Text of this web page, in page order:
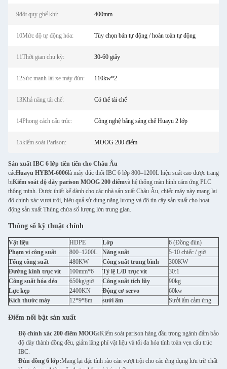
9đột quỵ ghế khí: 400mm
10Mức độ tự động hóa: Tùy chọn bán tự động / hoàn toàn tự động
11Thời gian chu kỳ: 30-60 giây
12Sức mạnh lái xe máy đùn: 110kw*2
13Khả năng tái chế: Có thể tái chế
14Phong cách cấu trúc: Công nghệ bằng sáng chế Huayu 2 lớp
15kiểm soát Parison: MOOG 200 điểm
Sản xuất IBC 6 lớp tiên tiến cho Châu Âu
cácHuayu HYBM-6006là máy đúc thổi IBC 6 lớp 800–1200L hiệu suất cao được trang
bịKiểm soát độ dày parison MOOG 200 điểmvà hệ thống màn hình cảm ứng PLC
thông minh. Được thiết kế dành cho các nhà sản xuất Châu Âu, chiếc máy này mang lại
độ chính xác vượt trội, hiệu quả sử dụng năng lượng và độ tin cậy sản xuất cho hoạt
động sản xuất Thùng chứa số lượng lớn trung gian.
Thông số kỹ thuật chính
Vật liệu HDPE Lớp
6 (Đồng đùn)
Phạm vi công suất
800–1200L Năng suất
5-10 chiếc / giờ
Tổng công suất
480KW Công suất trung bình
300KW
Đường kính trục vít
100mm*6 Tỷ lệ L/D trục vít
30:1
Công suất hóa dẻo
650kg/giờ Công suất tích lũy
90kg
Lực kẹp
2400KN Động cơ servo
60kw
Kích thước máy
12*9*8m sưởi ấm Sưởi ấm cảm ứng
Điểm nổi bật sản xuất
Độ chính xác 200 điểm MOOG:Kiểm soát parison hàng đầu trong ngành đảm bảo
độ dày thành đồng đều, giảm lãng phí vật liệu và tối đa hóa tính toàn vẹn cấu trúc
IBC.
Đùn đồng 6 lớp:Mang lại đặc tính rào cản vượt trội cho các ứng dụng lưu trữ chất